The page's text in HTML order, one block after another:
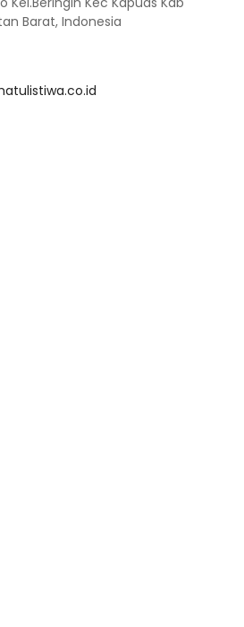
Barat, Indonesia